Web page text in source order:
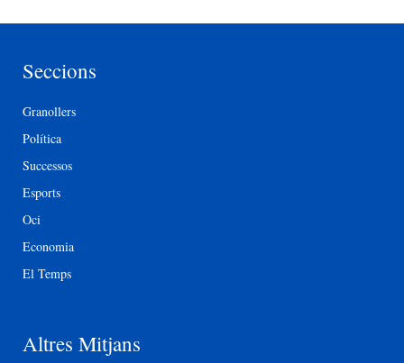
Seccions
Granollers
Política
Successos
Esports
Oci
Economia
El Temps
Altres Mitjans